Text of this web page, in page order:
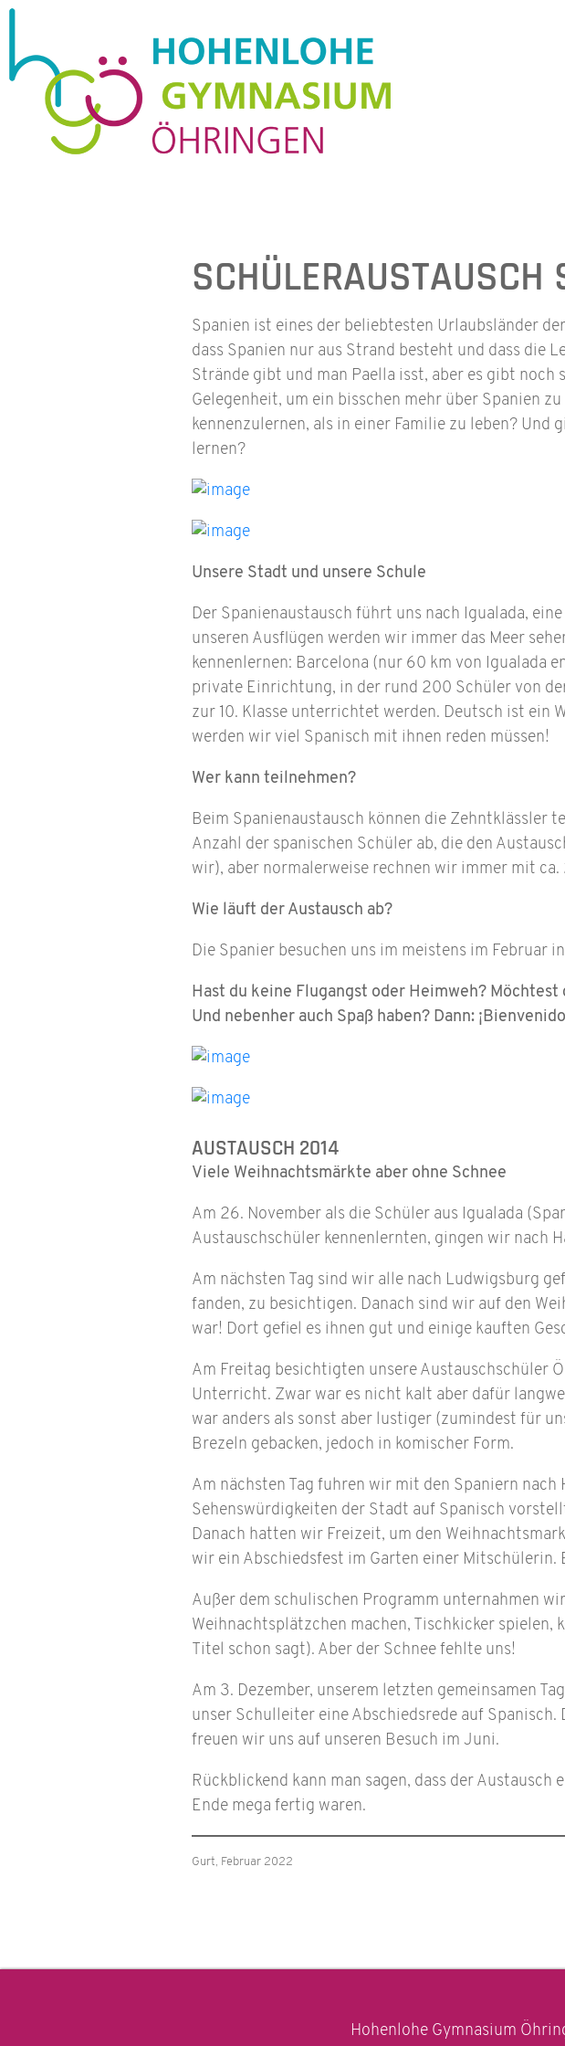
SCHÜLERAUSTAUSCH
Spanien ist eines der beliebtesten Urlaubsländer
dass Spanien nur aus Strand besteht und dass die
Strände gibt und man Paella isst, aber es gibt
Gelegenheit, um ein bisschen mehr über Spanien
kennenzulernen, als in einer Familie zu leben? Und
lernen?
Unsere Stadt und unsere Schule
Der Spanienaustausch führt uns nach Igualada,
unseren Ausflügen werden wir immer das Meer
kennenlernen: Barcelona (nur 60 km von Igualada
private Einrichtung, in der rund 200 Schüler von
zur 10. Klasse unterrichtet werden. Deutsch ist ein
werden wir viel Spanisch mit ihnen reden müssen!
Wer kann teilnehmen?
Beim Spanienaustausch können die Zehntklässler
Anzahl der spanischen Schüler ab, die den
wir), aber normalerweise rechnen wir immer mit
Wie läuft der Austausch ab?
Die Spanier besuchen uns im meistens im Februar
Hast du keine Flugangst oder Heimweh?
Und nebenher auch Spaß haben? Dann:
AUSTAUSCH 2014
Viele Weihnachtsmärkte aber ohne Schnee
Am 26. November als die Schüler aus Igualada
Austauschschüler kennenlernten, gingen wir nach
Am nächsten Tag sind wir alle nach Ludwigsburg
fanden, zu besichtigen. Danach sind wir auf den
war! Dort gefiel es ihnen gut und einige kauften
Am Freitag besichtigten unsere Austauschschüler
Unterricht. Zwar war es nicht kalt aber dafür
war anders als sonst aber lustiger (zumindest für
Brezeln gebacken, jedoch in komischer Form.
Am nächsten Tag fuhren wir mit den Spaniern
Sehenswürdigkeiten der Stadt auf Spanisch
Danach hatten wir Freizeit, um den
wir ein Abschiedsfest im Garten einer
Außer dem schulischen Programm unternahmen
Weihnachtsplätzchen machen, Tischkicker spielen,
Titel schon sagt). Aber der Schnee fehlte uns!
Am 3. Dezember, unserem letzten gemeinsamen
unser Schulleiter eine Abschiedsrede auf
freuen wir uns auf unseren Besuch im Juni.
Rückblickend kann man sagen, dass der
Ende mega fertig waren.
Gurt, Februar 2022
Hohenlohe Gymnasium